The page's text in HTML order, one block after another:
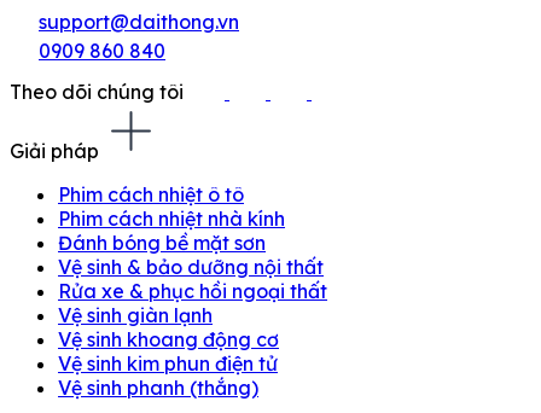
support@daithong.vn
0909 860 840
Theo dõi chúng tôi
Giải pháp
Phim cách nhiệt ô tô
Phim cách nhiệt nhà kính
Đánh bóng bề mặt sơn
Vệ sinh & bảo dưỡng nội thất
Rửa xe & phục hồi ngoại thất
Vệ sinh giàn lạnh
Vệ sinh khoang động cơ
Vệ sinh kim phun điện tử
Vệ sinh phanh (thắng)